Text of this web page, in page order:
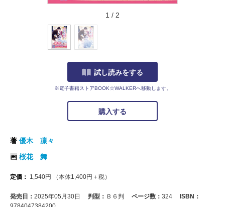
1 / 2
試し読みをする
※電子書籍ストアBOOK☆WALKERへ移動します。
購入する
著 優木 凛々
画 桜花 舞
定価： 1,540円 （本体1,400円＋税）
発売日： 2025年05月30日 判型： Ｂ６判 ページ数： 324
ISBN：